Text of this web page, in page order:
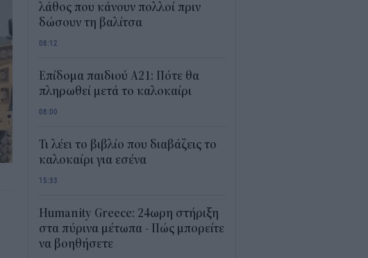
λάθος που κάνουν πολλοί πριν
δώσουν τη βαλίτσα
08:12
Επίδομα παιδιού Α21: Πότε θα
πληρωθεί μετά το καλοκαίρι
08:00
Τι λέει το βιβλίο που διαβάζεις το
καλοκαίρι για εσένα
15:33
Humanity Greece: 24ωρη στήριξη
στα πύρινα μέτωπα - Πώς μπορείτε
να βοηθήσετε